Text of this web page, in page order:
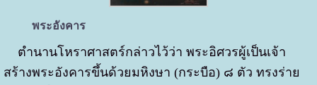
พระอังคาร
ตำนานโหราศาสตร์กล่าวไว้ว่า พระอิศวรผู้เป็นเจ้า
สร้างพระอังคารขึ้นด้วยมหิงษา (กระบือ) ๘ ตัว ทรงร่าย